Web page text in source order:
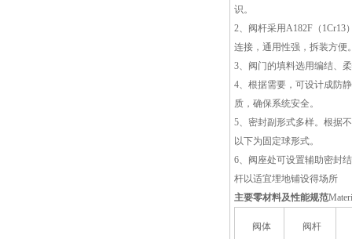
识。
2、阀杆采用A182F（
连接，通用性强，拆装方便
3、阀门的填料选用编结、
4、根据需要，可设计成防
质，确保系统安全。
5、密封副形式多样。根据
以下为固定球形式。
6、阀座处可设置辅助密封
杆以适宜埋地铺设得场所
主要零材料及性能规范
阀体
阀杆